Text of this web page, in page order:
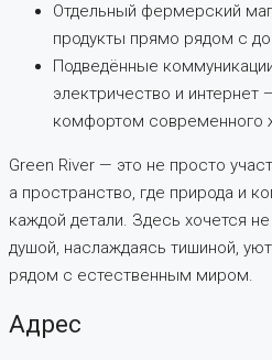
Отдельный фермерский
продукты прямо рядом с
Подведённые
электричество и
комфортом современного
Green River — это не просто
а пространство, где природа и
каждой детали. Здесь хочется
душой, наслаждаясь тишиной,
рядом с естественным миром.
Адрес